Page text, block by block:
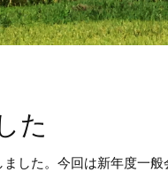
た
した。今回は新年度一